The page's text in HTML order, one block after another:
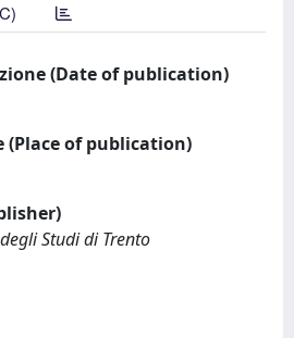
(Date of publication)
(Place of publication)
Studi di Trento